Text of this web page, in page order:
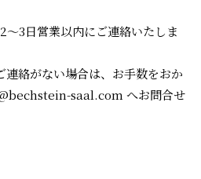
〜3日営業以内にご連絡いたしま
絡がない場合は、お手数をおか
saal.com へお問合せ